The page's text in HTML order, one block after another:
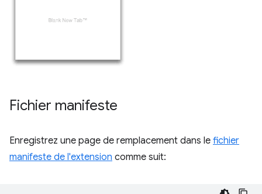
Fichier manifeste
Enregistrez une page de remplacement dans le fichier
manifeste de l'extension comme suit: